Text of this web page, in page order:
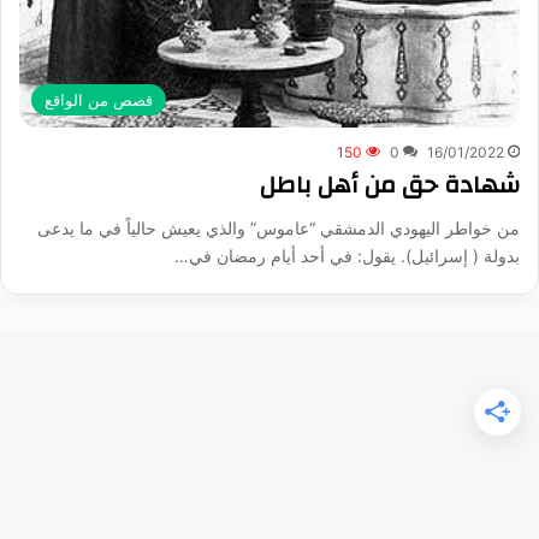
قصص من الواقع
16/01/2022
0
150
شهادة حق من أهل باطل
من خواطر اليهودي الدمشقي “عاموس” والذي يعيش حالياً في ما يدعى
بدولة ( إسرائيل). يقول: في أحد أيام رمضان في…